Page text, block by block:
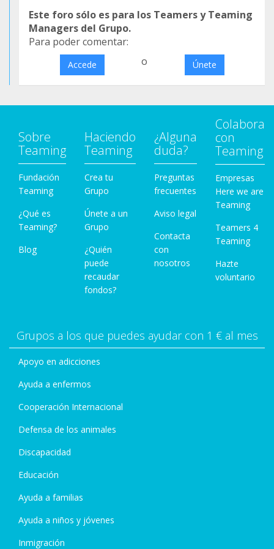
Este foro sólo es para los Teamers y Teaming
Managers del Grupo.
Para poder comentar:
Accede o Únete
Sobre
Teaming
Fundación
Teaming
¿Qué es
Teaming?
Blog
Haciendo
Teaming
Crea tu
Grupo
Únete a un
Grupo
¿Quién
puede
recaudar
fondos?
¿Alguna
duda?
Preguntas
frecuentes
Aviso legal
Contacta
con
nosotros
Colabora
con
Teaming
Empresas
Here we are
Teaming
Teamers 4
Teaming
Hazte
voluntario
Grupos a los que puedes ayudar con 1 € al mes
Apoyo en adicciones
Ayuda a enfermos
Cooperación Internacional
Defensa de los animales
Discapacidad
Educación
Ayuda a familias
Ayuda a niños y jóvenes
Inmigración